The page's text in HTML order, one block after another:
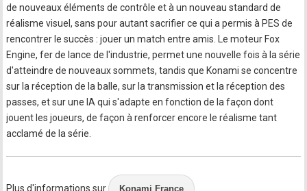
de nouveaux éléments de contrôle et à un nouveau standard de
réalisme visuel, sans pour autant sacrifier ce qui a permis à PES de
rencontrer le succès : jouer un match entre amis. Le moteur Fox
Engine, fer de lance de l'industrie, permet une nouvelle fois à la série
d'atteindre de nouveaux sommets, tandis que Konami se concentre
sur la réception de la balle, sur la transmission et la réception des
passes, et sur une IA qui s'adapte en fonction de la façon dont
jouent les joueurs, de façon à renforcer encore le réalisme tant
acclamé de la série.
Plus d'informations sur Konami France